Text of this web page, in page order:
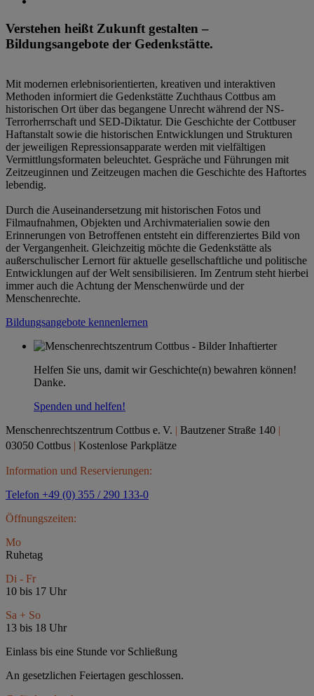
Verstehen heißt Zukunft gestalten –
Bildungsangebote der Gedenkstätte.
Mit modernen erlebnisorientierten, kreativen und interaktiven
Methoden informiert die Gedenkstätte Zuchthaus Cottbus am
historischen Ort über das begangene Unrecht während der NS-
Terrorherrschaft und SED-Diktatur. Die Geschichte der Cottbuser
Haftanstalt sowie die historischen Entwicklungen und Strukturen
der jeweiligen Repressionsapparate werden mit vielfältigen
Vermittlungsformaten beleuchtet. Gespräche und Führungen mit
Zeitzeuginnen und Zeitzeugen machen die Geschichte des Haftortes
lebendig.
Durch die Auseinandersetzung mit historischen Fotos und
Filmaufnahmen, Objekten und Archivmaterialien sowie den
Erinnerungen von Betroffenen entsteht ein differenziertes Bild von
der Vergangenheit. Gleichzeitig möchte die Gedenkstätte als
außerschulischer Lernort für aktuelle gesellschaftliche und politische
Entwicklungen auf der Welt sensibilisieren. Im Zentrum steht hierbei
immer auch die Achtung der Menschenwürde und der
Menschenrechte.
Bildungsangebote kennenlernen
Helfen Sie uns, damit wir Geschichte(n) bewahren können!
Danke.
Spenden und helfen!
Menschenrechtszentrum Cottbus e. V. | Bautzener Straße 140 |
03050 Cottbus | Kostenlose Parkplätze
Information und Reservierungen:
Telefon +49 (0) 355 / 290 133-0
Öffnungszeiten:
Mo
Ruhetag
Di - Fr
10 bis 17 Uhr
Sa + So
13 bis 18 Uhr
Einlass bis eine Stunde vor Schließung
An gesetzlichen Feiertagen geschlossen.